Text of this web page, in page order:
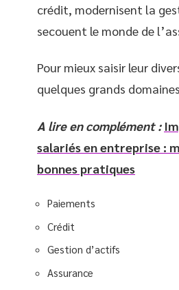
crédit, modernisent la
secouent le monde de
Pour mieux saisir leur
quelques grands
A lire en complément :
salariés en entreprise :
bonnes pratiques
Paiements
Crédit
Gestion d’actifs
Assurance